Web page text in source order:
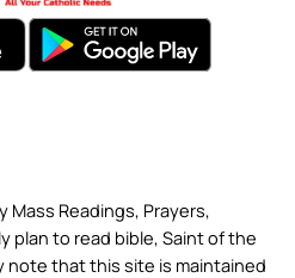
Mass Readings, Prayers,
plan to read bible, Saint of the
note that this site is maintained